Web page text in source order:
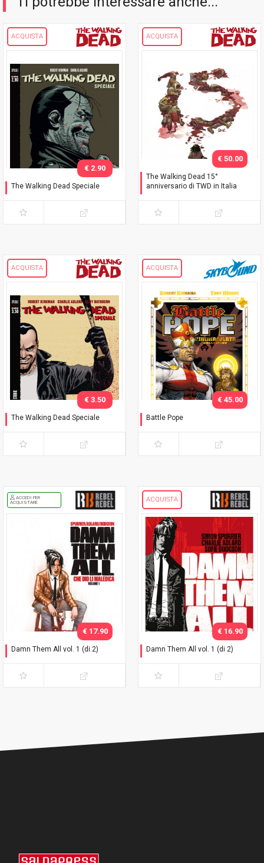
ACQUISTA
The Walking Dead Speciale
€ 2.90
ACQUISTA
The Walking Dead 15°
anniversario di TWD in Italia
€ 50.00
ACQUISTA
The Walking Dead Speciale
€ 3.50
ACQUISTA
Battle Pope
€ 45.00
ACCEDI PER
ACQUISTARE
Damn Them All vol. 1 (di 2)
€ 17.90
ACQUISTA
Damn Them All vol. 1 (di 2)
€ 16.90